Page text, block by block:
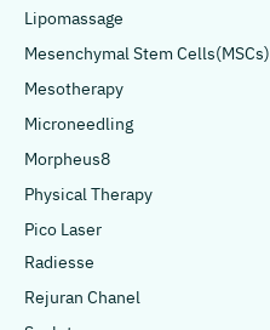
Lipomassage
Mesenchymal Stem Cells(MSCs)
Mesotherapy
Microneedling
Morpheus8
Physical Therapy
Pico Laser
Radiesse
Rejuran Chanel